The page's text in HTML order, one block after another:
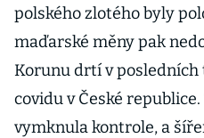
polského zlotého byly
maďarské měny pak
Korunu drtí v
covidu v České
vymknula kontrole, a